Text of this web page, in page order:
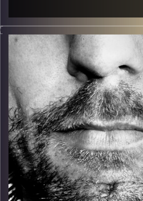
של הופעות חיות. הרבה ג'אם, רוק,
בלוז, bluegrass, ג'אז, Fאנק, פרוגרסיב ואפילו אלקטרוניקה.
David